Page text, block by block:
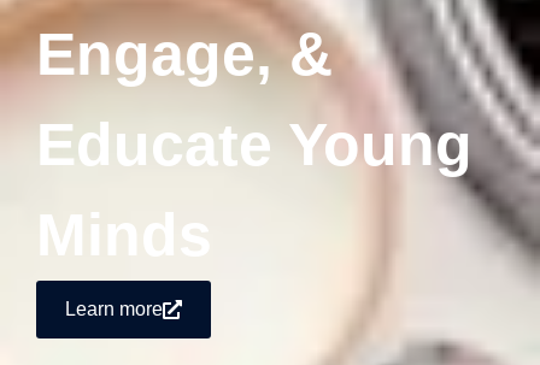
Engage, &
Educate Young
Minds
Learn more